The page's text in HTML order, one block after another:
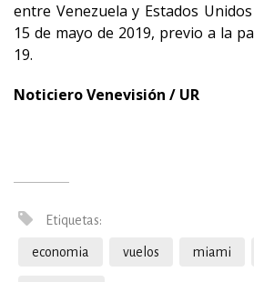
entre Venezuela y Estados
15 de mayo de 2019, previo a la
19.
Noticiero Venevisión / UR
Etiquetas:
economia vuelos miami